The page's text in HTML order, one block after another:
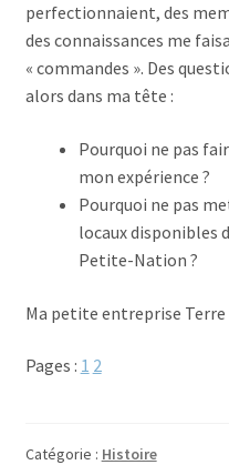
perfectionnaient, des
des connaissances me
« commandes ». Des
alors dans ma tête :
Pourquoi ne pas
mon expérience ?
Pourquoi ne pas
locaux disponibles
Petite-Nation ?
Ma petite entreprise
Pages : 1 2
Catégorie : Histoire